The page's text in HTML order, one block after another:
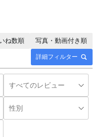
詳細フィルター
ね数順 写真・動画付き順